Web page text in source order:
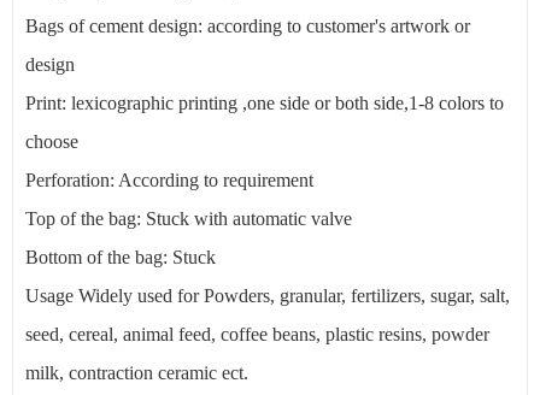
Bags of cement design: according to customer's artwork or
design
Print: lexicographic printing ,one side or both side,1-8 colors to
choose
Perforation: According to requirement
Top of the bag: Stuck with automatic valve
Bottom of the bag: Stuck
Usage Widely used for Powders, granular, fertilizers, sugar, salt,
seed, cereal, animal feed, coffee beans, plastic resins, powder
milk, contraction ceramic ect.